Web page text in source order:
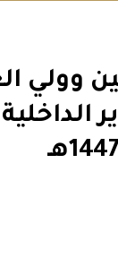
وولي